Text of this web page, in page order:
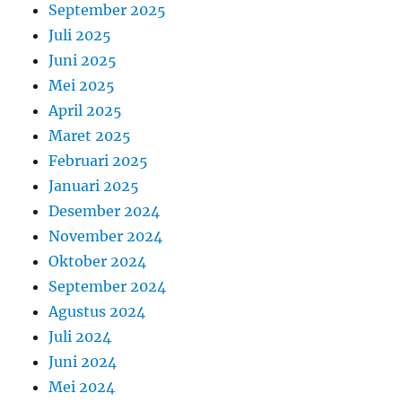
September 2025
Juli 2025
Juni 2025
Mei 2025
April 2025
Maret 2025
Februari 2025
Januari 2025
Desember 2024
November 2024
Oktober 2024
September 2024
Agustus 2024
Juli 2024
Juni 2024
Mei 2024